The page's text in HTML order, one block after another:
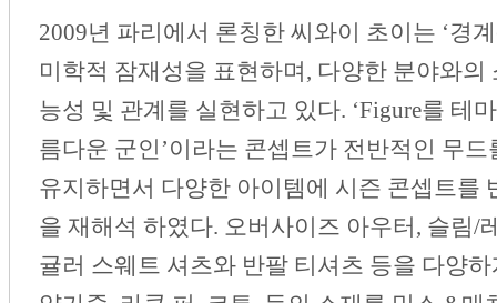
2009년 파리에서 론칭한 씨와이 초이는 ‘경
미학적 잠재성을 표현하며, 다양한 분야와
능성 및 관계를 실현하고 있다. ‘Figure를 테
름다운 군인’이라는 콘셉트가 전반적인 무
유지하면서 다양한 아이템에 시즌 콘셉트를
을 재해석 하였다. 오버사이즈 아우터, 슬림/
귤러 스웨트 셔츠와 반팔 티셔츠 등을 다양